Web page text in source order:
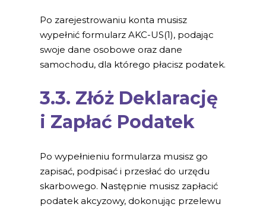
Po zarejestrowaniu konta musisz
wypełnić formularz AKC-US(1), podając
swoje dane osobowe oraz dane
samochodu, dla którego płacisz podatek.
3.3. Złóż Deklarację
i Zapłać Podatek
Po wypełnieniu formularza musisz go
zapisać, podpisać i przesłać do urzędu
skarbowego. Następnie musisz zapłacić
podatek akcyzowy, dokonując przelewu